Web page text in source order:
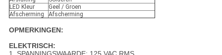
LED Kleur
Geel / Groen
Afscherming
Afscherming
OPMERKINGEN:
ELEKTRISCH: